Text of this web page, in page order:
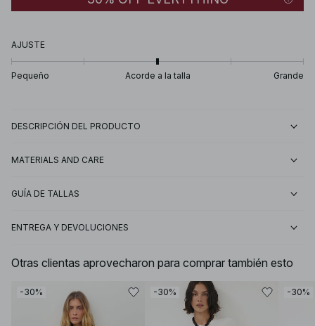
AJUSTE
Pequeño Acorde a la talla Grande
DESCRIPCIÓN DEL PRODUCTO
MATERIALS AND CARE
GUÍA DE TALLAS
ENTREGA Y DEVOLUCIONES
Otras clientas aprovecharon para comprar también esto
-30% -30% -30%